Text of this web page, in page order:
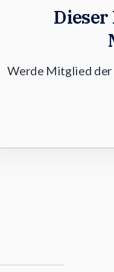
Werde Mitglied der